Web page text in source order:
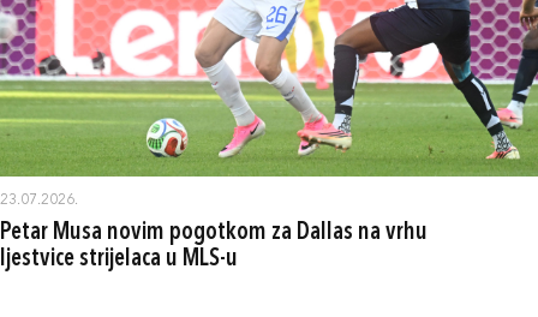
23.07.2026.
Petar Musa novim pogotkom za Dallas na vrhu
ljestvice strijelaca u MLS-u